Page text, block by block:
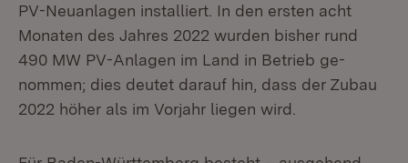
PV-Neuanlagen installiert. In den ersten acht
Monaten des Jahres 2022 wurden bisher rund
490 MW PV-Anlagen im Land in Betrieb ge­
nommen; dies deutet darauf hin, dass der Zubau
2022 höher als im Vorjahr liegen wird.